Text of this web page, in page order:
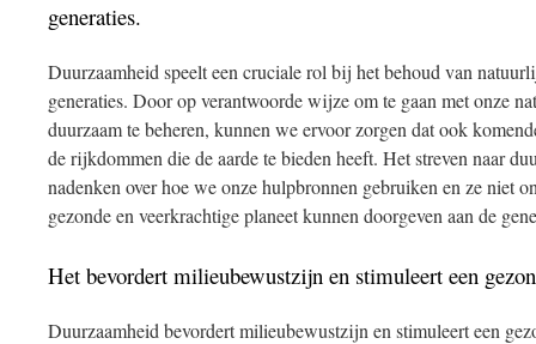
generaties.
Duurzaamheid speelt een cruciale rol bij het behoud van
generaties. Door op verantwoorde wijze om te gaan met onze
duurzaam te beheren, kunnen we ervoor zorgen dat ook
de rijkdommen die de aarde te bieden heeft. Het streven naar
nadenken over hoe we onze hulpbronnen gebruiken en ze niet
gezonde en veerkrachtige planeet kunnen doorgeven aan de
Het bevordert milieubewustzijn en stimuleert een
Duurzaamheid bevordert milieubewustzijn en stimuleert een